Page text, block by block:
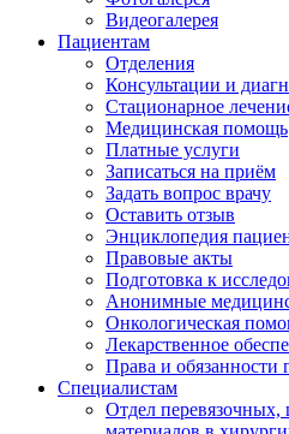
Видеогалерея
Пациентам
Отделения
Консультации и
Стационарное
Медицинская помощь
Платные услуги
Записаться на приём
Задать вопрос врачу
Оставить отзыв
Энциклопедия
Правовые акты
Подготовка к
Анонимные
Онкологическая
Лекарственное
Права и обязанности
Специалистам
Отдел